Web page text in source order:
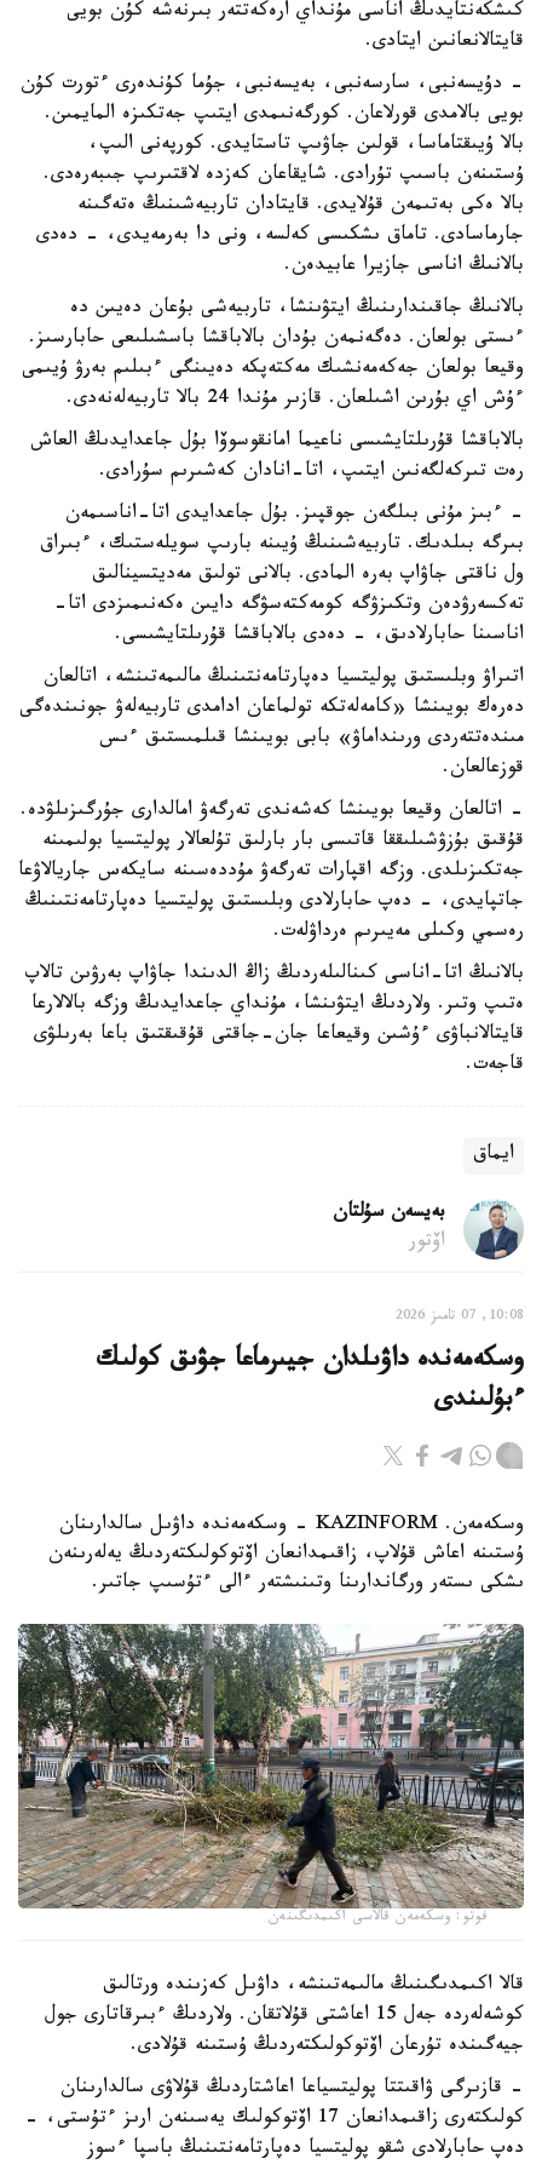
كىشكەنتايدىڭ اناسى مۇنداي ارەكەتتەر بىرنەشە كۇن بويى
قايتالانعانىن ايتادى.
- دۇيسەنبى، سارسەنبى، بەيسەنبى، جۇما كۇندەرى ءتورت كۇن
بويى بالامدى قورلاعان. كورگەنىمدى ايتىپ جەتكىزە المايمىن.
بالا ۇيىقتاماسا، قولىن جاۋىپ تاستايدى. كورپەنى الىپ،
ۇستىنەن باسىپ تۇرادى. شايقاعان كەزدە لاقتىرىپ جىبەرەدى.
بالا ەكى بەتىمەن قۇلايدى. قايتادان تاربيەشىنىڭ ەتەگىنە
جارماسادى. تاماق ىشكىسى كەلسە، ونى دا بەرمەيدى، - دەدى
بالانىڭ اناسى جازيرا عابيدەن.
بالانىڭ جاقىندارىنىڭ ايتۋىنشا، تاربيەشى بۇعان دەيىن دە
ءىستى بولعان. دەگەنمەن بۇدان بالاباقشا باسشىلىعى حابارسىز.
وقيعا بولعان جەكەمەنشىك مەكتەپكە دەيىنگى ءبىلىم بەرۋ ۇيىمى
ءۇش اي بۇرىن اشىلعان. قازىر مۇندا 24 بالا تاربيەلەنەدى.
بالاباقشا قۇرىلتايشىسى ناعيما امانقوسوۆا بۇل جاعدايدىڭ العاش
رەت تىركەلگەنىن ايتىپ، اتا-انادان كەشىرىم سۇرادى.
- ءبىز مۇنى بىلگەن جوقپىز. بۇل جاعدايدى اتا-اناسىمەن
بىرگە بىلدىك. تاربيەشىنىڭ ۇيىنە بارىپ سويلەستىك، ءبىراق
ول ناقتى جاۋاپ بەرە المادى. بالانى تولىق مەديتسينالىق
تەكسەرۋدەن وتكىزۋگە كومەكتەسۋگە دايىن ەكەنىمىزدى اتا-
اناسىنا حابارلادىق، - دەدى بالاباقشا قۇرىلتايشىسى.
اتىراۋ وبلىستىق پوليتسيا دەپارتامەنتىنىڭ مالىمەتىنشە، اتالعان
دەرەك بويىنشا «كامەلەتكە تولماعان ادامدى تاربيەلەۋ جونىندەگى
مىندەتتەردى ورىنداماۋ» بابى بويىنشا قىلمىستىق ءىس
قوزعالعان.
- اتالعان وقيعا بويىنشا كەشەندى تەرگەۋ امالدارى جۇرگىزىلۋدە.
قۇقىق بۇزۋشىلىققا قاتىسى بار بارلىق تۇلعالار پوليتسيا بولىمىنە
جەتكىزىلدى. وزگە اقپارات تەرگەۋ مۇددەسىنە سايكەس جاريالاۋعا
جاتپايدى، - دەپ حابارلادى وبلىستىق پوليتسيا دەپارتامەنتىنىڭ
رەسمي وكىلى مەيىرىم ەرداۋلەت.
بالانىڭ اتا-اناسى كىنالىلەردىڭ زاڭ الدىندا جاۋاپ بەرۋىن تالاپ
ەتىپ وتىر. ولاردىڭ ايتۋىنشا، مۇنداي جاعدايدىڭ وزگە بالالارعا
قايتالانباۋى ءۇشىن وقيعاعا جان-جاقتى قۇقىقتىق باعا بەرىلۋى
قاجەت.
ايماق
بەيسەن سۇلتان
اۆتور
10:08, 07 تامىز 2026
وسكەمەندە داۋىلدان جيىرماعا جۋىق كولىك
ءبۇلىندى
وسكەمەن. KAZINFORM - وسكەمەندە داۋىل سالدارىنان
ۇستىنە اعاش قۇلاپ، زاقىمدانعان اۆتوكولىكتەردىڭ يەلەرىنەن
ىشكى ىستەر ورگاندارىنا وتىنىشتەر ءالى ءتۇسىپ جاتىر.
فوتو: وسكەمەن قالاسى اكىمدىگىنەن
قالا اكىمدىگىنىڭ مالىمەتىنشە، داۋىل كەزىندە ورتالىق
كوشەلەردە جەل 15 اعاشتى قۇلاتقان. ولاردىڭ ءبىرقاتارى جول
جيەگىندە تۇرعان اۆتوكولىكتەردىڭ ۇستىنە قۇلادى.
- قازىرگى ۋاقىتتا پوليتسياعا اعاشتاردىڭ قۇلاۋى سالدارىنان
كولىكتەرى زاقىمدانعان 17 اۆتوكولىك يەسىنەن ارىز ءتۇستى، -
دەپ حابارلادى شقو پوليتسيا دەپارتامەنتىنىڭ باسپا ءسوز